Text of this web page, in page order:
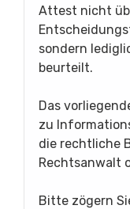
Attest nicht
sondern
beurteilt.
Das
zu
die rechtliche
Rechtsanwalt
Bitte zögern